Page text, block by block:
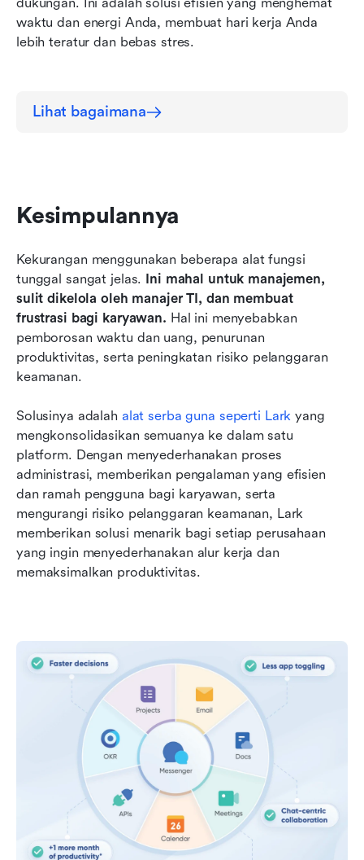
waktu dan energi Anda, membuat hari kerja Anda
lebih teratur dan bebas stres.
Lihat bagaimana
Kesimpulannya
Kekurangan menggunakan beberapa alat fungsi
tunggal sangat jelas. Ini mahal untuk manajemen,
sulit dikelola oleh manajer TI, dan membuat
frustrasi bagi karyawan. Hal ini menyebabkan
pemborosan waktu dan uang, penurunan
produktivitas, serta peningkatan risiko pelanggaran
keamanan.
Solusinya adalah alat serba guna seperti Lark yang
mengkonsolidasikan semuanya ke dalam satu
platform. Dengan menyederhanakan proses
administrasi, memberikan pengalaman yang efisien
dan ramah pengguna bagi karyawan, serta
mengurangi risiko pelanggaran keamanan, Lark
memberikan solusi menarik bagi setiap perusahaan
yang ingin menyederhanakan alur kerja dan
memaksimalkan produktivitas.